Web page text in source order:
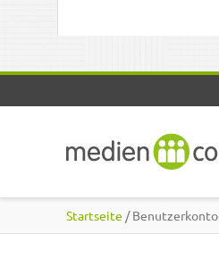
Startseite / Benutzerkonto